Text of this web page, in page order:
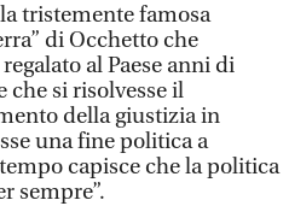
tristemente famosa
di Occhetto che
al Paese anni di
che si risolvesse il
della giustizia in
una fine politica a
capisce che la politica
sempre”.